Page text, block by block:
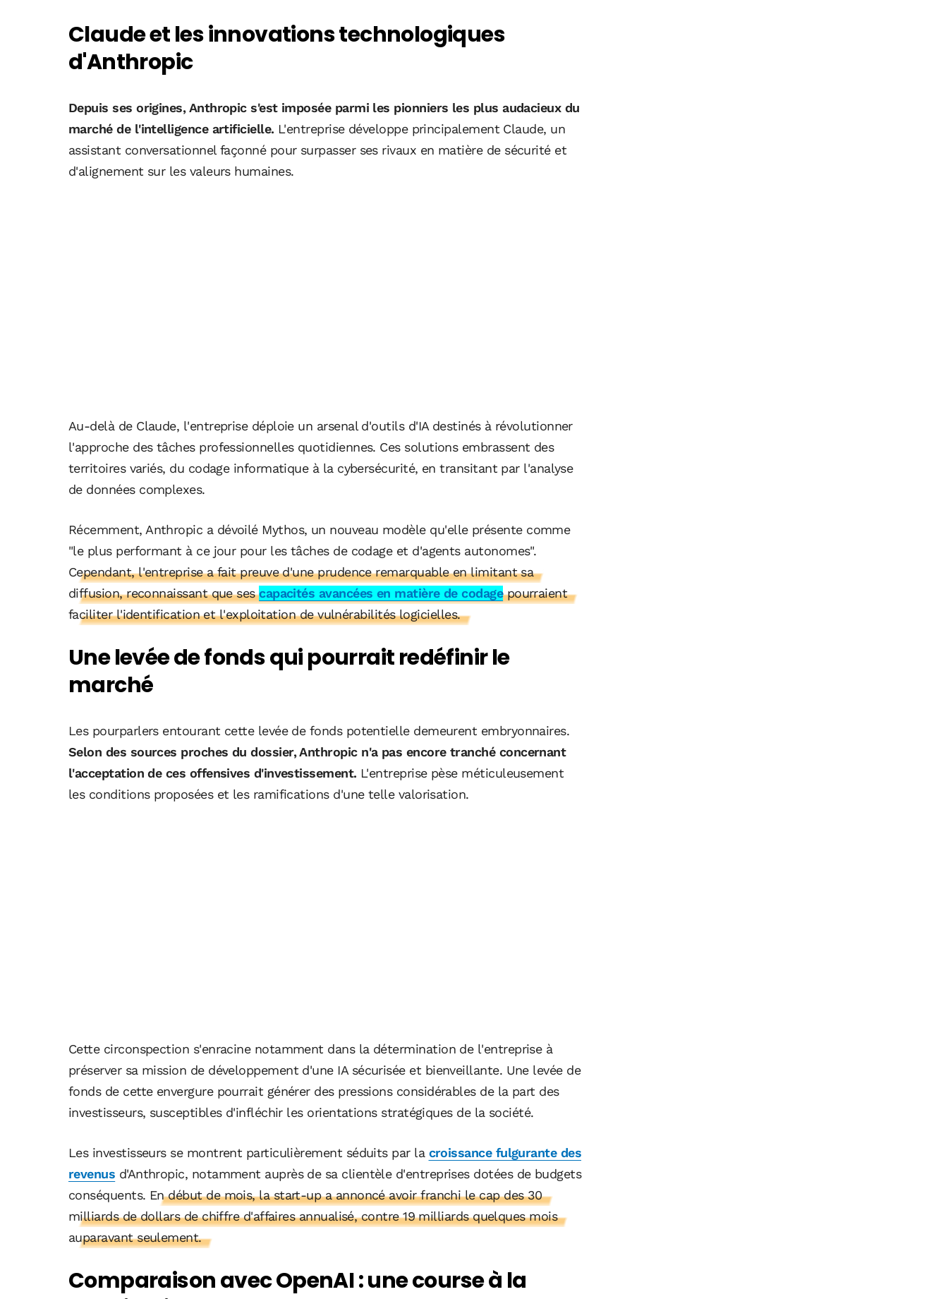
Claude et les innovations technologiques
d'Anthropic
Depuis ses origines, Anthropic s'est imposée parmi les pionniers les plus audacieux du
marché de l'intelligence artificielle. L'entreprise développe principalement Claude, un
assistant conversationnel façonné pour surpasser ses rivaux en matière de sécurité et
d'alignement sur les valeurs humaines.
Au-delà de Claude, l'entreprise déploie un arsenal d'outils d'IA destinés à révolutionner
l'approche des tâches professionnelles quotidiennes. Ces solutions embrassent des
territoires variés, du codage informatique à la cybersécurité, en transitant par l'analyse
de données complexes.
Récemment, Anthropic a dévoilé Mythos, un nouveau modèle qu'elle présente comme
"le plus performant à ce jour pour les tâches de codage et d'agents autonomes".
Cependant, l'entreprise a fait preuve d'une prudence remarquable en limitant sa
diffusion, reconnaissant que sescapacités avancées en matière de codagepourraient
faciliter l'identification et l'exploitation de vulnérabilités logicielles.
Une levée de fonds qui pourrait redéfinir le
marché
Les pourparlers entourant cette levée de fonds potentielle demeurent embryonnaires.
Selon des sources proches du dossier, Anthropic n'a pas encore tranché concernant
l'acceptation de ces offensives d'investissement. L'entreprise pèse méticuleusement
les conditions proposées et les ramifications d'une telle valorisation.
Cette circonspection s'enracine notamment dans la détermination de l'entreprise à
préserver sa mission de développement d'une IA sécurisée et bienveillante. Une levée de
fonds de cette envergure pourrait générer des pressions considérables de la part des
investisseurs, susceptibles d'infléchir les orientations stratégiques de la société.
Les investisseurs se montrent particulièrement séduits par la croissance fulgurante des
revenus d'Anthropic, notamment auprès de sa clientèle d'entreprises dotées de budgets
conséquents. En début de mois, la start-up a annoncé avoir franchi le cap des 30
milliards de dollars de chiffre d'affaires annualisé, contre 19 milliards quelques mois
auparavant seulement.
Comparaison avec OpenAI : une course à la